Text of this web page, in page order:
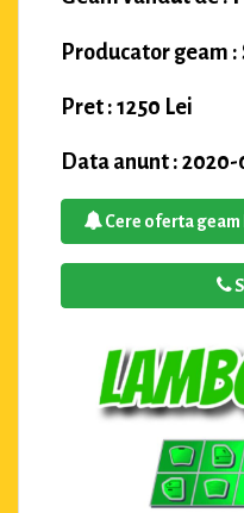
Producator geam :
Pret : 1250 Lei
Data anunt : 2020-
Cere oferta geam